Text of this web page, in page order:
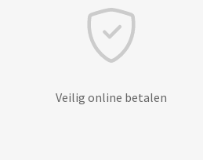
Veilig online betalen